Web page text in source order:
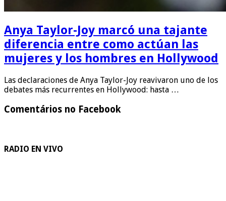
Anya Taylor-Joy marcó una tajante
diferencia entre como actúan las
mujeres y los hombres en Hollywood
Las declaraciones de Anya Taylor-Joy reavivaron uno de los
debates más recurrentes en Hollywood: hasta …
Comentários no Facebook
RADIO EN VIVO